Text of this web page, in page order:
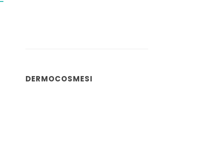
DERMOCOSMESI